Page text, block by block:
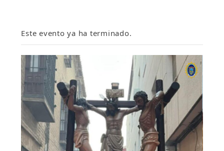
Este evento ya ha terminado.